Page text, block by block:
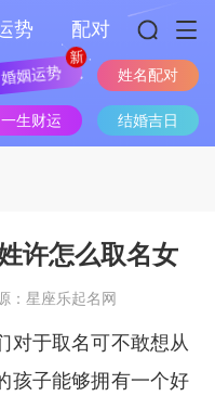
势 配对
婚姻运势 姓名配对
一生财运 结婚吉日
许怎么取名女
：星座乐起名网
对于取名可不敢想从
孩子能够拥有一个好